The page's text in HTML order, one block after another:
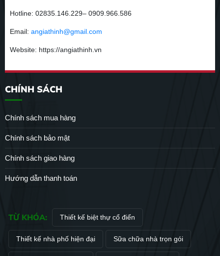
Hotline: 02835.146.229– 0909.966.586
Email: angiathinh@gmail.com
Website: https://angiathinh.vn
CHÍNH SÁCH
Chính sách mua hàng
Chính sách bảo mật
Chính sách giao hàng
Hướng dẫn thanh toán
TỪ KHÓA: Thiết kế biệt thự cổ điển
Thiết kế nhà phố hiện đại Sữa chữa nhà trọn gói